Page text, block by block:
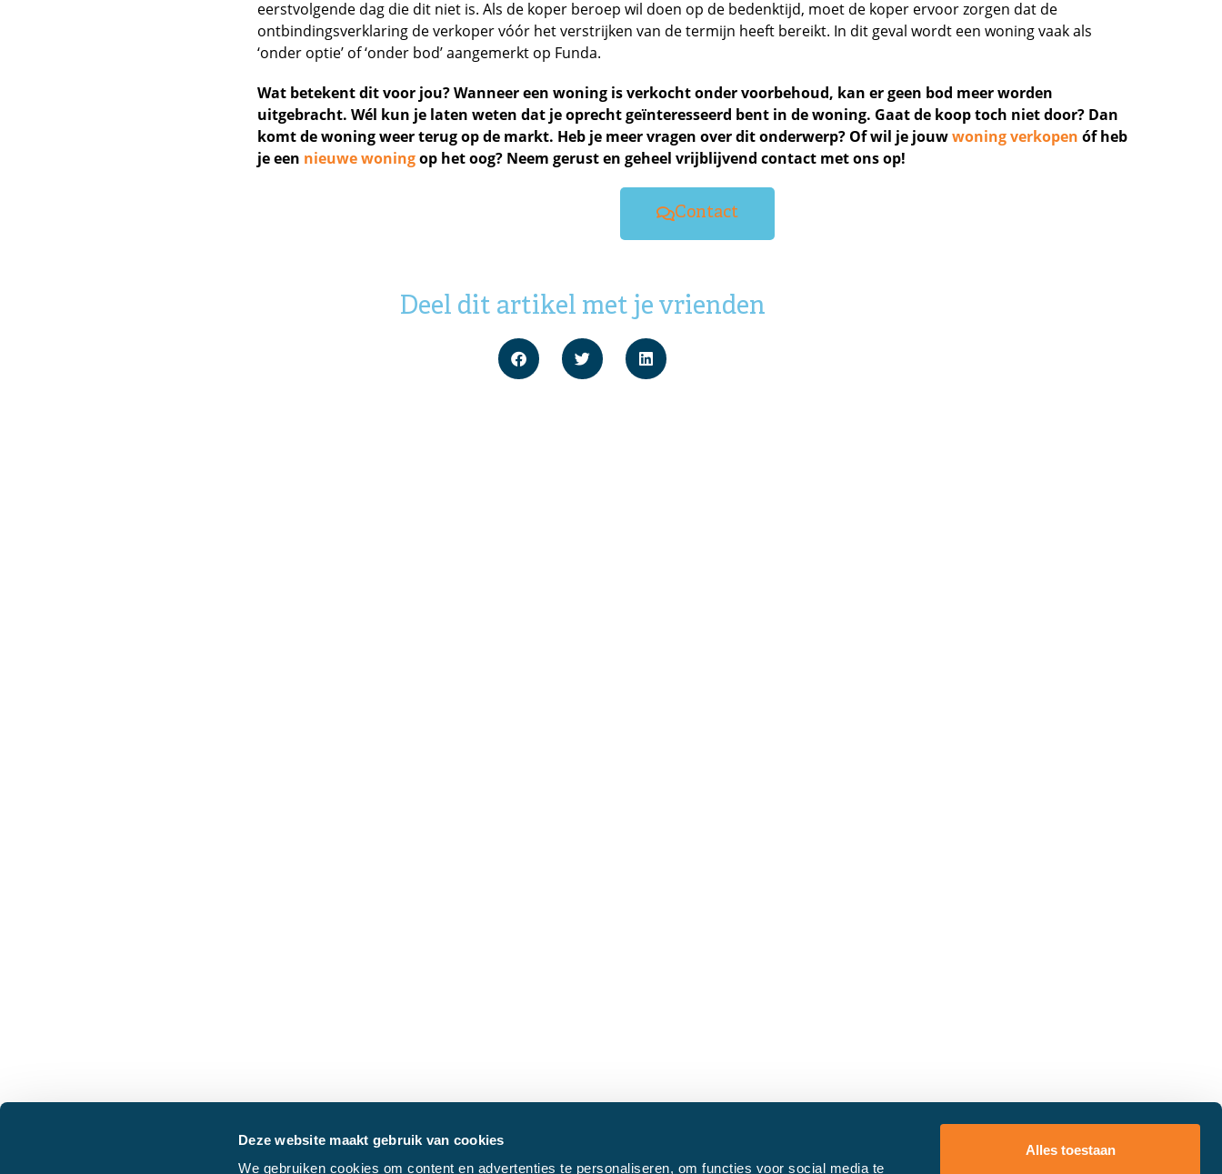
Deze website maakt gebruik van cookies
We gebruiken cookies om content en advertenties te personaliseren, om functies voor social media te
Alles toestaan
eerstvolgende dag die dit niet is. Als de koper beroep wil doen op de bedenktijd, moet de koper ervoor zorgen dat de
ontbindingsverklaring de verkoper vóór het verstrijken van de termijn heeft bereikt. In dit geval wordt een woning vaak als
‘onder optie’ of ‘onder bod’ aangemerkt op Funda.
Wat betekent dit voor jou? Wanneer een woning is verkocht onder voorbehoud, kan er geen bod meer worden
uitgebracht. Wél kun je laten weten dat je oprecht geïnteresseerd bent in de woning. Gaat de koop toch niet door? Dan
komt de woning weer terug op de markt. Heb je meer vragen over dit onderwerp? Of wil je jouwwoning verkopen óf heb
je een nieuwe woningop het oog? Neem gerust en geheel vrijblijvend contact met ons op!
Contact
Deel dit artikel met je vrienden